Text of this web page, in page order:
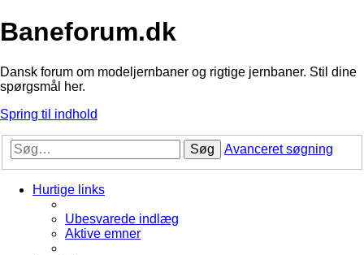
Baneforum.dk
Dansk forum om modeljernbaner og rigtige jernbaner. Stil dine
spørgsmål her.
Spring til indhold
Søg Avanceret søgning
Hurtige links
Ubesvarede indlæg
Aktive emner